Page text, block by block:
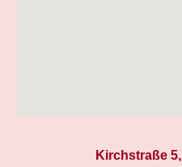
Kirchstraße